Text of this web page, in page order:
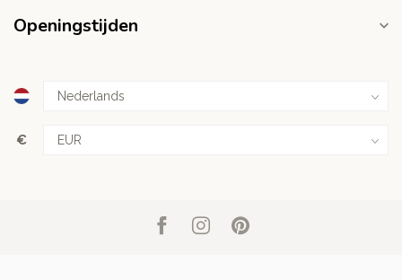
Openingstijden
€